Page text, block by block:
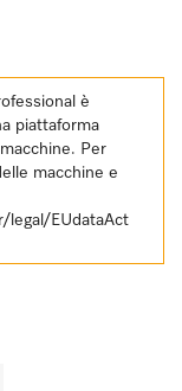
è
piattaforma
Per
macchine e
legal/EUdataAct